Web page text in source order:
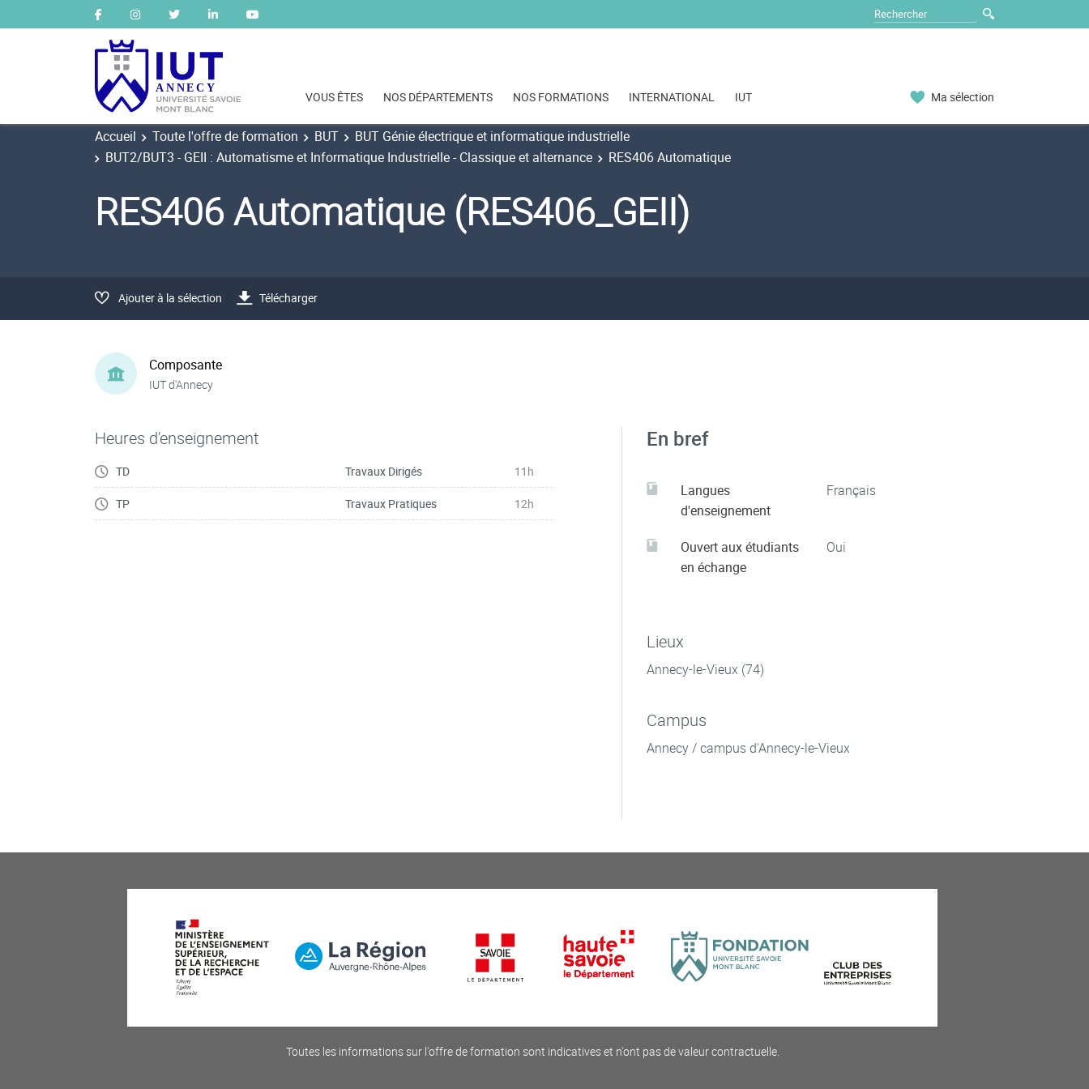
VOUS ÊTES NOS DÉPARTEMENTS NOS FORMATIONS INTERNATIONAL IUT Ma sélection
Accueil Toute l'offre de formation BUT
BUT Génie électrique et informatique industrielle
BUT2/BUT3 - GEII : Automatisme et Informatique Industrielle - Classique et alternance
RES406 Automatique
RES406 Automatique (RES406_GEII)
Ajouter à la sélection Télécharger
Composante
IUT d'Annecy
Heures d'enseignement
TD Travaux Dirigés 11h
TP Travaux Pratiques 12h
En bref
Langues
d'enseignement
Français
Ouvert aux étudiants
en échange
Oui
Lieux
Annecy-le-Vieux (74)
Campus
Annecy / campus d'Annecy-le-Vieux
Toutes les informations sur l'offre de formation sont indicatives et n'ont pas de valeur contractuelle.